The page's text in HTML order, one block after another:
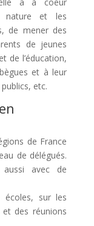
nature et les
de mener des
de jeunes
de l’éducation,
et à leur
etc.
de France
de délégués.
avec de
écoles, sur les
des réunions